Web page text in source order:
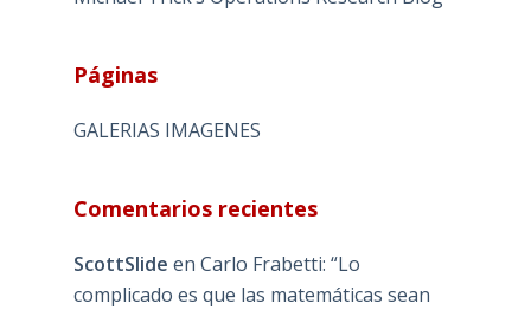
Páginas
GALERIAS IMAGENES
Comentarios recientes
ScottSlide en Carlo Frabetti: “Lo
complicado es que las matemáticas sean